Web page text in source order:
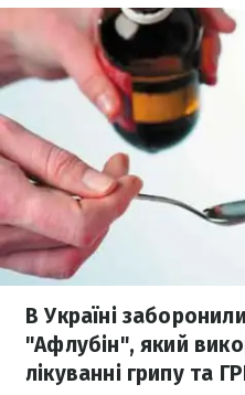
В Україні
"Афлубін", який
лікуванні грипу та